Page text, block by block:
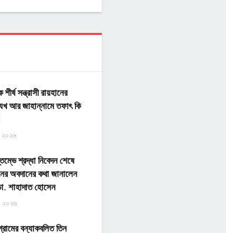
সন্ত্রাসী রায়হানের
আর জাহান্নামে তফাৎ কি
শ্রদ্ধা নিবেদন শেষে
অবদানের কথা জানালেন
শাহাদাত হোসেন
বন্যাকবলিত তিন